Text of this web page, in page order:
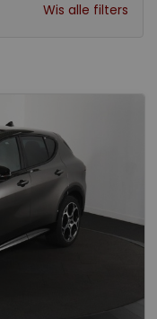
Wis alle filters